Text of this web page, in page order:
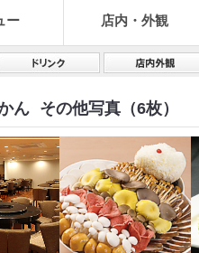
ー 店内・外観
ん その他写真（6枚）